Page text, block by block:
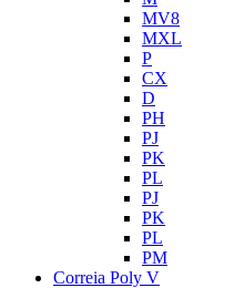
MV8
MXL
P
CX
D
PH
PJ
PK
PL
PJ
PK
PL
PM
Correia Poly V